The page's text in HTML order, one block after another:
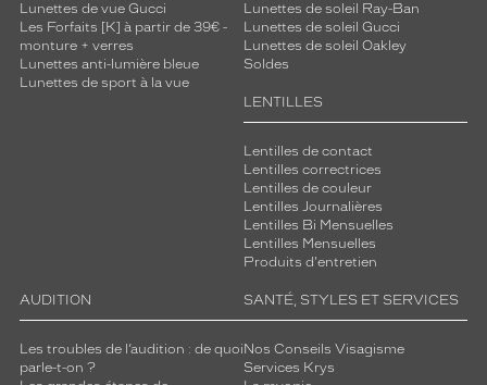
Lunettes de vue Gucci
Les Forfaits [K] à partir de 39€ -
monture + verres
Lunettes anti-lumière bleue
Lunettes de sport à la vue
Lunettes de soleil Ray-Ban
Lunettes de soleil Gucci
Lunettes de soleil Oakley
Soldes
LENTILLES
Lentilles de contact
Lentilles correctrices
Lentilles de couleur
Lentilles Journalières
Lentilles Bi Mensuelles
Lentilles Mensuelles
Produits d'entretien
AUDITION
Les troubles de l’audition : de quoi
parle-t-on ?
SANTÉ, STYLES ET SERVICES
Nos Conseils Visagisme
Services Krys